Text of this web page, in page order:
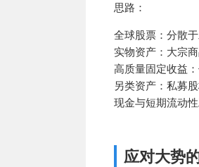
思路：
全球股票：分散
实物资产：大宗
高质量固定收益
另类资产：私募
现金与短期流动
应对大势